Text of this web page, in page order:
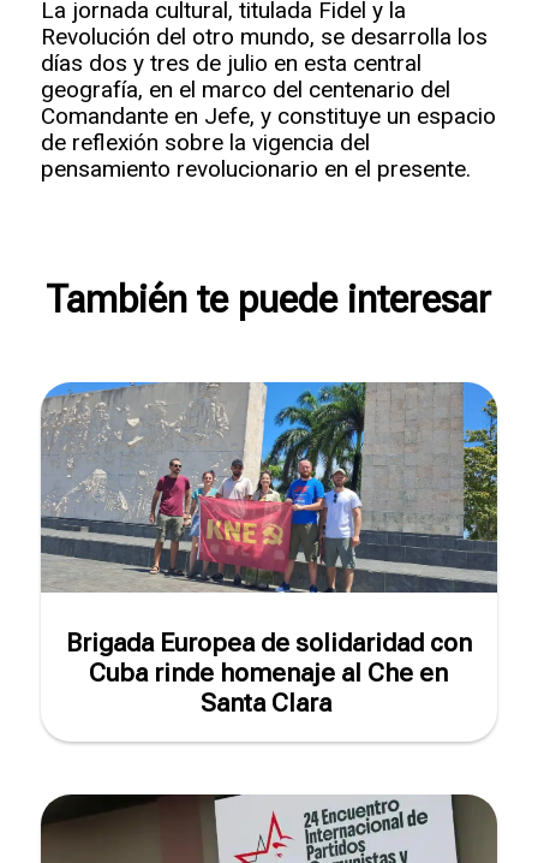
La jornada cultural, titulada Fidel y la
Revolución del otro mundo, se desarrolla los
días dos y tres de julio en esta central
geografía, en el marco del centenario del
Comandante en Jefe, y constituye un espacio
de reflexión sobre la vigencia del
pensamiento revolucionario en el presente.
También te puede interesar
Brigada Europea de solidaridad con
Cuba rinde homenaje al Che en
Santa Clara